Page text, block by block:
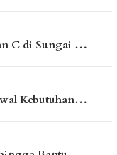
C di Sungai …
Kebutuhan…